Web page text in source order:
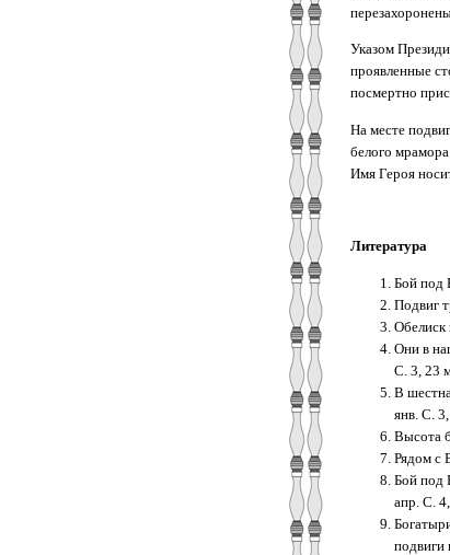
Указом
проявленные
посмертно
На месте
белого
Имя Героя
Литература
Бой под
Подвиг
Обелиск
Они в
С. 3, 23
В
янв. С.
Высота
Рядом с
Бой под
апр. С.
подвиги